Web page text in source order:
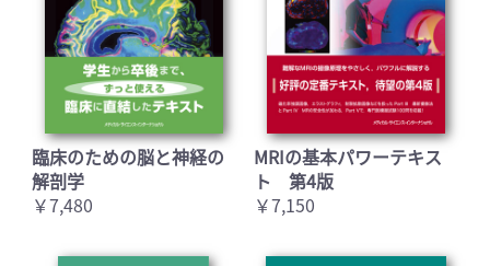
臨床のための脳と神経の
解剖学
￥7,480
MRIの基本パワーテキス
ト 第4版
￥7,150